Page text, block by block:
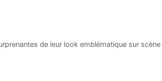
de leur look emblématique sur scène